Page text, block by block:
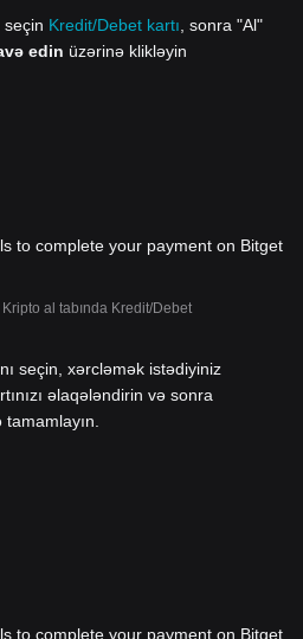
Kredit/Debet kartı , sonra "Al"
edin üzərinə klikləyin
Kripto al tabında Kredit/Debet
seçin, xərcləmək istədiyiniz
əlaqələndirin və sonra